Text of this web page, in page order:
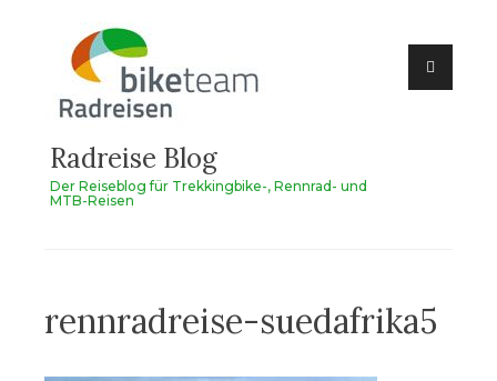
springen
Radreise Blog
Der Reiseblog für Trekkingbike-, Rennrad- und
MTB-Reisen
rennradreise-suedafrika5